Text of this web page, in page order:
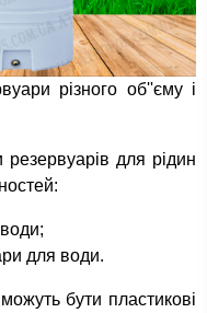
різного об''єму і
для рідин
для води.
бути пластикові